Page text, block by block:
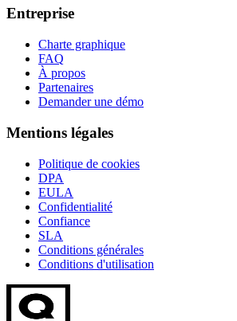
Entreprise
Charte graphique
FAQ
À propos
Partenaires
Demander une démo
Mentions légales
Politique de cookies
DPA
EULA
Confidentialité
Confiance
SLA
Conditions générales
Conditions d'utilisation